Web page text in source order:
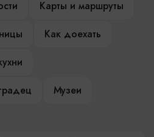
Карты и маршруты
Как доехать
Музеи